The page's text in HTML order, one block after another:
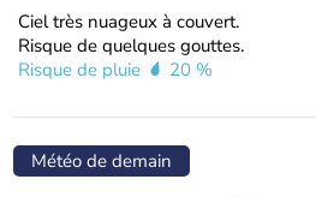
Ciel très nuageux à couvert.
Risque de quelques gouttes.
Risque de pluie
20 %
Météo de demain